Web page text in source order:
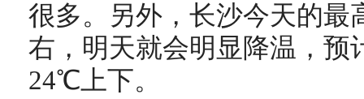
很多。另外，长沙今天的
右，明天就会明显降温，预
24℃上下。